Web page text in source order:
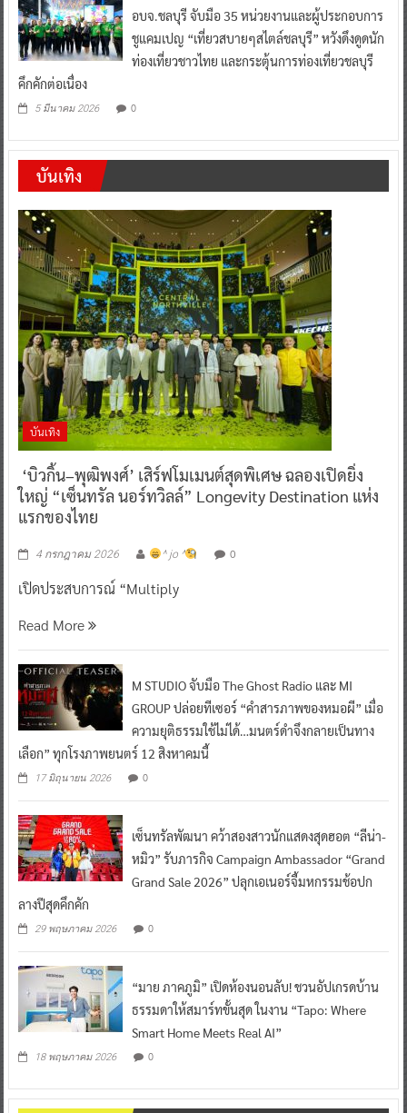
อบจ.ชลบุรี จับมือ 35 หน่วยงานและผู้ประกอบการ
ชูแคมเปญ “เที่ยวสบายๆสไตล์ชลบุรี” หวังดึงดูดนัก
ท่องเที่ยวชาวไทย และกระตุ้นการท่องเที่ยวชลบุรี
คึกคักต่อเนื่อง
5 มีนาคม 2026 0
บันเทิง
บันเทิง
‘บิวกิ้น–พุฒิพงศ์’ เสิร์ฟโมเมนต์สุดพิเศษ ฉลองเปิดยิ่ง
ใหญ่ “เซ็นทรัล นอร์ทวิลล์” Longevity Destination แห่ง
แรกของไทย
4 กรกฎาคม 2026 ^ jo ^ 0
เปิดประสบการณ์ “Multiply
Read More
M STUDIO จับมือ The Ghost Radio และ MI
GROUP ปล่อยทีเซอร์ “คำสารภาพของหมอผี” เมื่อ
ความยุติธรรมใช้ไม่ได้…มนตร์ดำจึงกลายเป็นทาง
เลือก” ทุกโรงภาพยนตร์ 12 สิงหาคมนี้
17 มิถุนายน 2026 0
เซ็นทรัลพัฒนา คว้าสองสาวนักแสดงสุดฮอต “ลีน่า-
หมิว” รับภารกิจ Campaign Ambassador “Grand
Grand Sale 2026” ปลุกเอเนอร์จี้มหกรรมช้อปก
ลางปีสุดคึกคัก
29 พฤษภาคม 2026 0
“มาย ภาคภูมิ” เปิดห้องนอนลับ! ชวนอัปเกรดบ้าน
ธรรมดาให้สมาร์ทขั้นสุด ในงาน “Tapo: Where
Smart Home Meets Real AI”
18 พฤษภาคม 2026 0